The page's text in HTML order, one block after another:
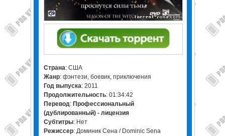
Страна: США
Жанр: фэнтези, боевик, приключения
Год выпуска: 2011
Продолжительность: 01:34:42
Перевод: Профессиональный
(дублированный) - лицензия
Субтитры: Нет
Режиссер: Доминик Сена / Dominic Sena